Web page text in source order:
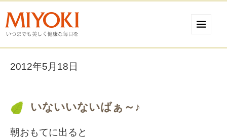
2012年5月18日
いないいないばぁ～♪
朝おもてに出ると